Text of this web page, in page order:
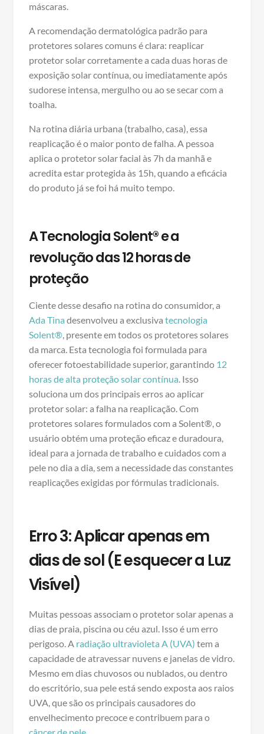
máscaras.
A recomendação dermatológica padrão para
protetores solares comuns é clara: reaplicar
protetor solar corretamente a cada duas horas de
exposição solar contínua, ou imediatamente após
sudorese intensa, mergulho ou ao se secar com a
toalha.
Na rotina diária urbana (trabalho, casa), essa
reaplicação é o maior ponto de falha. A pessoa
aplica o protetor solar facial às 7h da manhã e
acredita estar protegida às 15h, quando a eficácia
do produto já se foi há muito tempo.
A Tecnologia Solent® e a
revolução das 12 horas de
proteção
Ciente desse desafio na rotina do consumidor, a
Ada Tina desenvolveu a exclusiva tecnologia
Solent®, presente em todos os protetores solares
da marca. Esta tecnologia foi formulada para
oferecer fotoestabilidade superior, garantindo 12
horas de alta proteção solar contínua. Isso
soluciona um dos principais erros ao aplicar
protetor solar: a falha na reaplicação. Com
protetores solares formulados com a Solent®, o
usuário obtém uma proteção eficaz e duradoura,
ideal para a jornada de trabalho e cuidados com a
pele no dia a dia, sem a necessidade das constantes
reaplicações exigidas por fórmulas tradicionais.
Erro 3: Aplicar apenas em
dias de sol (E esquecer a Luz
Visível)
Muitas pessoas associam o protetor solar apenas a
dias de praia, piscina ou céu azul. Isso é um erro
perigoso. A radiação ultravioleta A (UVA) tem a
capacidade de atravessar nuvens e janelas de vidro.
Mesmo em dias chuvosos ou nublados, ou dentro
do escritório, sua pele está sendo exposta aos raios
UVA, que são os principais causadores do
envelhecimento precoce e contribuem para o